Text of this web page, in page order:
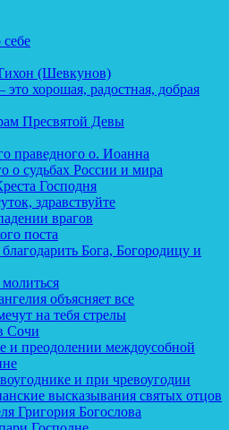
(Шевкунов)
это хорошая, радостная, добрая
Пресвятой Девы
праведного о. Иоанна
о судьбах России и мира
Господня
здравствуйте
врагов
поста
Бога, Богородицу и
объясняет все
на тебя стрелы
Сочи
и преодолении междоусобной
и при чревоугодии
высказывания святых отцов
Григория Богослова